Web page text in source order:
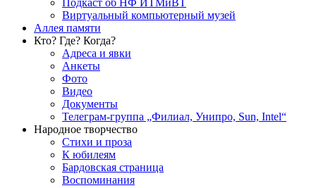
Подкаст об НФ ИТМиВТ
Виртуальный компьютерный музей
Аллея памяти
Кто? Где? Когда?
Адреса и явки
Анкеты
Фото
Видео
Документы
Телеграм-группа „Филиал, Унипро, Sun, Intel“
Народное творчество
Стихи и проза
К юбилеям
Бардовская страница
Воспоминания